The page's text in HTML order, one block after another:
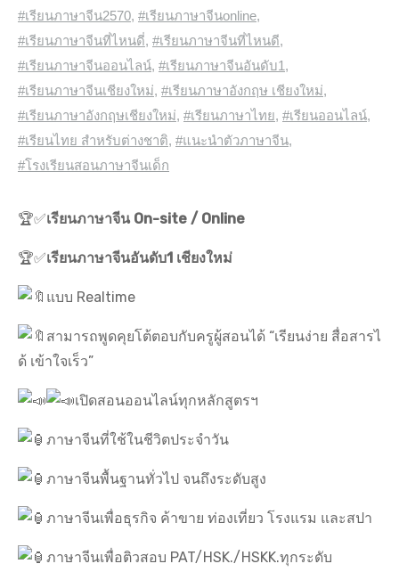
#เรียนภาษาจีน2570, #เรียนภาษาจีนonline,
#เรียนภาษาจีนที่ไหนดี่, #เรียนภาษาจีนที่ไหนดี,
#เรียนภาษาจีนออนไลน์, #เรียนภาษาจีนอันดับ1 ,
#เรียนภาษาจีนเชียงใหม่, #เรียนภาษาอังกฤษ เชียงใหม่,
#เรียนภาษาอังกฤษเชียงใหม่, #เรียนภาษาไทย, #เรียนออนไลน์,
#เรียนไทย สำหรับต่างชาติ, #แนะนำตัวภาษาจีน,
#โรงเรียนสอนภาษาจีนเด็ก
🏆✅เรียนภาษาจีน On-site / Online
🏆✅เรียนภาษาจีนอันดับ1 เชียงใหม่
แบบ Realtime
สามารถพูดคุยโต้ตอบกับครูผู้สอนได้ “เรียนง่าย สื่อสารไ
ด้ เข้าใจเร็ว”
เปิดสอนออนไลน์ทุกหลักสูตรฯ
ภาษาจีนที่ใช้ในชีวิตประจำวัน
ภาษาจีนพื้นฐานทั่วไป จนถึงระดับสูง
ภาษาจีนเพื่อธุรกิจ ค้าขาย ท่องเที่ยว โรงแรม และสปา
ภาษาจีนเพื่อติวสอบ PAT/HSK./HSKK.ทุกระดับ